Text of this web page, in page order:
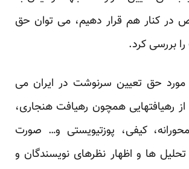
در کنار هم قرار دهیم، می توان حق
بررسی کرد.
حق تعیین سرنوشت در ایران می
از رهیافتهایی همچون رهیافت هنجاری،
کیفی، پوزتیویستی و… صورت
تحلیل ها و اظهار نظرهای نویسندگان و